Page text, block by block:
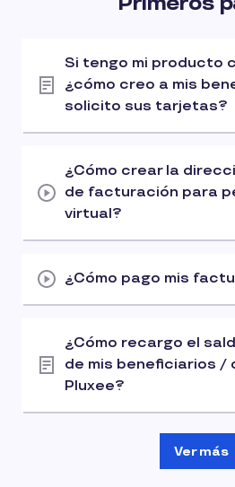
Si tengo mi producto
¿cómo creo a mis
solicito sus tarjetas?
¿Cómo crear la
de facturación para
virtual?
¿Cómo pago mis
¿Cómo recargo el
de mis beneficiarios /
Pluxee?
Ver más